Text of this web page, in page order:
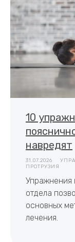
10
навредят
31.07.2026
ПРОТРУЗИЯ
Упражнения
отдела
основных
лечения.